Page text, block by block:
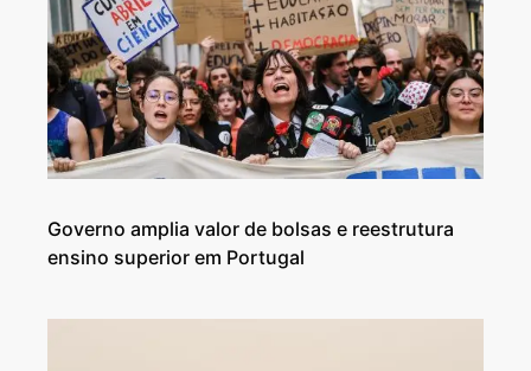
Governo amplia valor de bolsas e reestrutura
ensino superior em Portugal